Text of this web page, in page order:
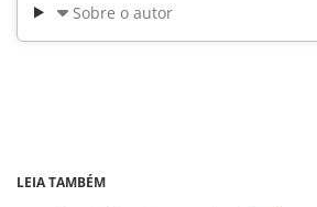
Sobre o autor
LEIA TAMBÉM